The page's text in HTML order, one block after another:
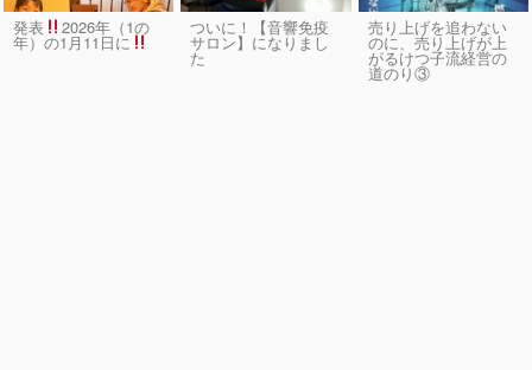
発表 2026年（1の
年）の1月11日に
ついに！【音響免疫
サロン】になりまし
た
売り上げを追わない
のに、売り上げが上
がるけつ子流経営の
道のり③